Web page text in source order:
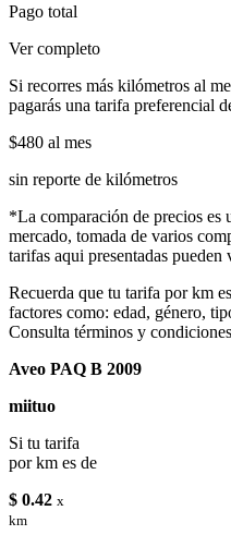
Pago total
Ver completo
Si recorres más kilómetros al
pagarás una tarifa preferencial
$480 al mes
sin reporte de kilómetros
*La comparación de precios es
mercado, tomada de varios
tarifas aqui presentadas pueden
Recuerda que tu tarifa por km
factores como: edad, género,
Consulta términos y
Aveo PAQ B 2009
miituo
Si tu tarifa
por km es de
$ 0.42 x
km